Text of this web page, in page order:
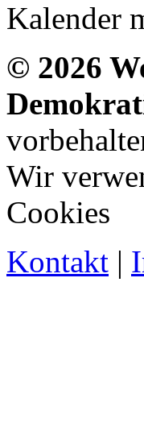
Kalender
© 2026
Wir
Cookies
Kontakt |